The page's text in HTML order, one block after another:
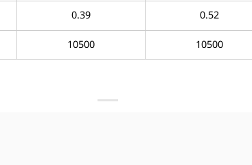
0.39 0.52
10500 10500